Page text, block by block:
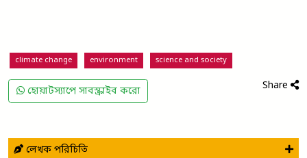
climate change environment science and society
হোয়াটস্যাপে সাবস্ক্রাইব করো Share
লেখক পরিচিতি